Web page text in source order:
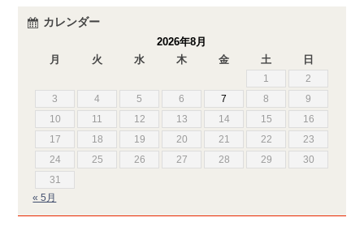
カレンダー
2026年8月
月
火 水 木 金 土 日
1
2
3
4 5 6 7 8
9
10
11 12 13 14 15
16
17
18 19 20 21 22
23
24
25 26 27 28 29
30
31
« 5月